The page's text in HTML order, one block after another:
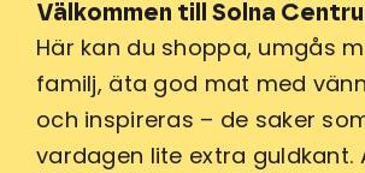
Välkommen till Solna
Här kan du shoppa, umgås
familj, äta god mat med
och inspireras – de saker
vardagen lite extra guldkant.